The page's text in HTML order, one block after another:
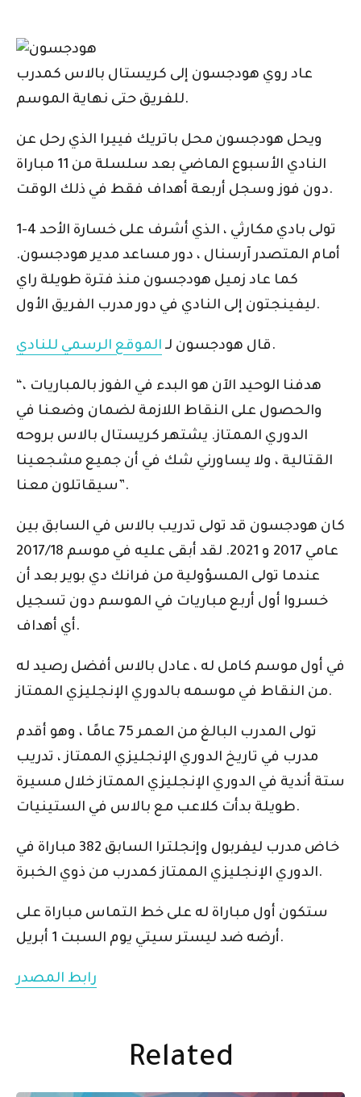
عاد روي هودجسون إلى كريستال بالاس كمدرب
للفريق حتى نهاية الموسم.
ويحل هودجسون محل باتريك فييرا الذي رحل عن
النادي الأسبوع الماضي بعد سلسلة من 11 مباراة
دون فوز وسجل أربعة أهداف فقط في ذلك الوقت.
تولى بادي مكارثي ، الذي أشرف على خسارة الأحد 4-1
أمام المتصدر آرسنال ، دور مساعد مدير هودجسون.
كما عاد زميل هودجسون منذ فترة طويلة راي
ليفينجتون إلى النادي في دور مدرب الفريق الأول.
قال هودجسون لـ الموقع الرسمي للنادي .
“هدفنا الوحيد الآن هو البدء في الفوز بالمباريات ،
والحصول على النقاط اللازمة لضمان وضعنا في
الدوري الممتاز. يشتهر كريستال بالاس بروحه
القتالية ، ولا يساورني شك في أن جميع مشجعينا
سيقاتلون معنا”.
كان هودجسون قد تولى تدريب بالاس في السابق بين
عامي 2017 و 2021. لقد أبقى عليه في موسم 2017/18
عندما تولى المسؤولية من فرانك دي بوير بعد أن
خسروا أول أربع مباريات في الموسم دون تسجيل
أي أهداف.
في أول موسم كامل له ، عادل بالاس أفضل رصيد له
من النقاط في موسمه بالدوري الإنجليزي الممتاز.
تولى المدرب البالغ من العمر 75 عامًا ، وهو أقدم
مدرب في تاريخ الدوري الإنجليزي الممتاز ، تدريب
ستة أندية في الدوري الإنجليزي الممتاز خلال مسيرة
طويلة بدأت كلاعب مع بالاس في الستينيات.
خاض مدرب ليفربول وإنجلترا السابق 382 مباراة في
الدوري الإنجليزي الممتاز كمدرب من ذوي الخبرة.
ستكون أول مباراة له على خط التماس مباراة على
أرضه ضد ليستر سيتي يوم السبت 1 أبريل.
رابط المصدر
Related